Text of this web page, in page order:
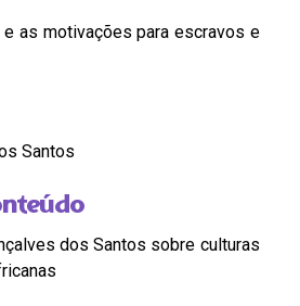
e as motivações para escravos e
Santos
dos Santos sobre culturas